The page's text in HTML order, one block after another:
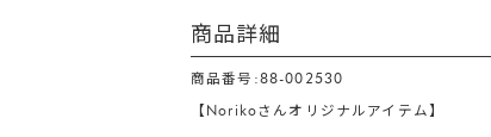
商品詳細
商品番号:88-002530
【Norikoさんオリジナルアイテム】